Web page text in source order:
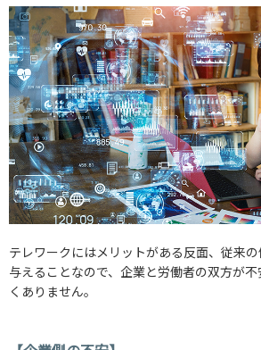
テレワークにはメリットがある反面、従来
与えることなので、企業と労働者の双方が
くありません。